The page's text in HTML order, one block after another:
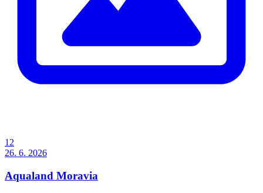
12
26. 6. 2026
Aqualand Moravia